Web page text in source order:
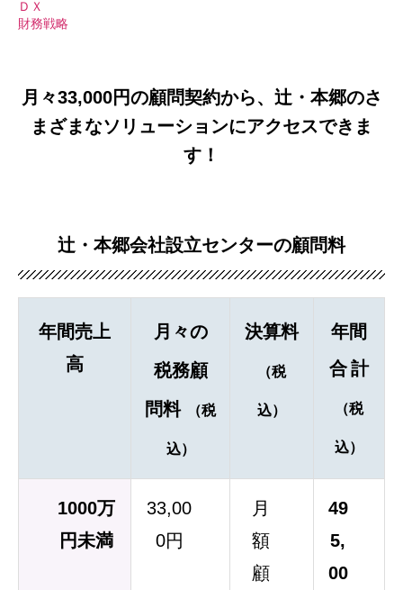
ＤＸ
財務戦略
月々33,000円の顧問契約から、辻・本郷のさ
まざまなソリューションにアクセスできま
す！
辻・本郷会社設立センターの顧問料
年間売上
高
月々の
税務顧
問料
（税
込）
決算料
（税
込）
年間
合計
（税
込）
1000万
円未満
33,00
0円
月
額
顧
49
5,
00